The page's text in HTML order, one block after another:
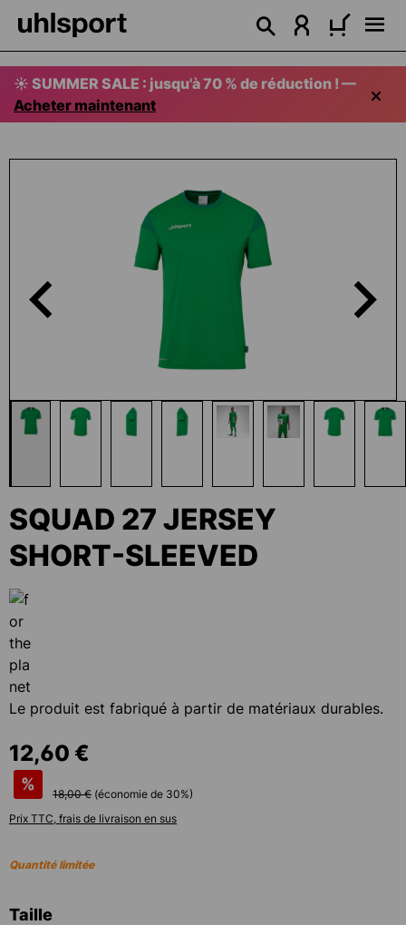
principal
☀️ SUMMER SALE : jusqu'à 70 % de réduction ! —
Acheter maintenant
SQUAD 27 JERSEY
SHORT-SLEEVED
Le produit est fabriqué à partir de matériaux durables.
12,60 €
%
18,00 € (économie de 30%)
Prix TTC, frais de livraison en sus
Quantité limitée
Sélectionnez
Taille